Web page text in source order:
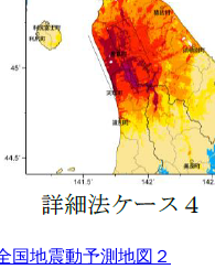
国地震動予測地図２